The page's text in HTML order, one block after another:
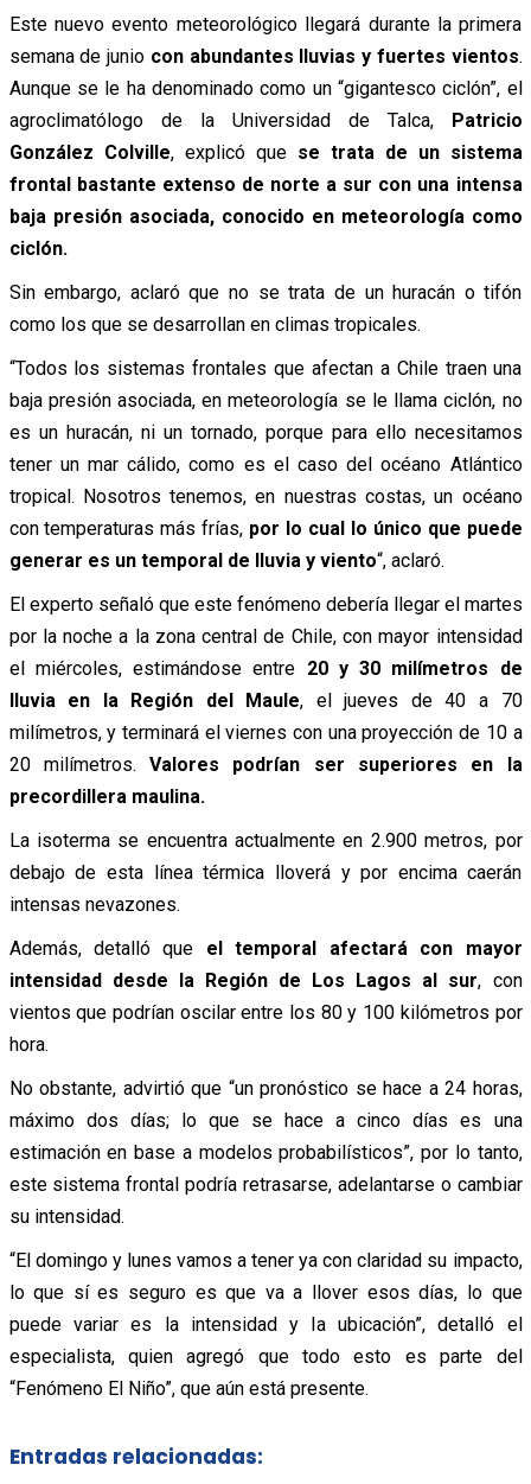
Este nuevo evento meteorológico llegará durante la primera
semana de junio con abundantes lluvias y fuertes vientos.
Aunque se le ha denominado como un “gigantesco ciclón”, el
agroclimatólogo de la Universidad de Talca, Patricio
González Colville, explicó que se trata de un sistema
frontal bastante extenso de norte a sur con una intensa
baja presión asociada, conocido en meteorología como
ciclón.
Sin embargo, aclaró que no se trata de un huracán o tifón
como los que se desarrollan en climas tropicales.
“Todos los sistemas frontales que afectan a Chile traen una
baja presión asociada, en meteorología se le llama ciclón, no
es un huracán, ni un tornado, porque para ello necesitamos
tener un mar cálido, como es el caso del océano Atlántico
tropical. Nosotros tenemos, en nuestras costas, un océano
con temperaturas más frías, por lo cual lo único que puede
generar es un temporal de lluvia y viento“, aclaró.
El experto señaló que este fenómeno debería llegar el martes
por la noche a la zona central de Chile, con mayor intensidad
el miércoles, estimándose entre 20 y 30 milímetros de
lluvia en la Región del Maule, el jueves de 40 a 70
milímetros, y terminará el viernes con una proyección de 10 a
20 milímetros.Valores podrían ser superiores en la
precordillera maulina.
La isoterma se encuentra actualmente en 2.900 metros, por
debajo de esta línea térmica lloverá y por encima caerán
intensas nevazones.
Además, detalló que el temporal afectará con mayor
intensidad desde la Región de Los Lagos al sur, con
vientos que podrían oscilar entre los 80 y 100 kilómetros por
hora.
No obstante, advirtió que “un pronóstico se hace a 24 horas,
máximo dos días; lo que se hace a cinco días es una
estimación en base a modelos probabilísticos”, por lo tanto,
este sistema frontal podría retrasarse, adelantarse o cambiar
su intensidad.
“El domingo y lunes vamos a tener ya con claridad su impacto,
lo que sí es seguro es que va a llover esos días, lo que
puede variar es la intensidad y la ubicación”, detalló el
especialista, quien agregó que todo esto es parte del
“Fenómeno El Niño”, que aún está presente.
Entradas relacionadas: